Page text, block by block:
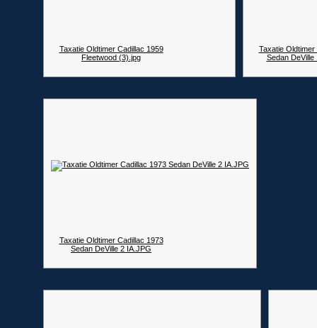
Taxatie Oldtimer Cadillac 1959
Fleetwood (3).jpg
Taxatie Oldtimer
Sedan DeVille
Taxatie Oldtimer Cadillac 1973
Sedan DeVille 2 IA.JPG